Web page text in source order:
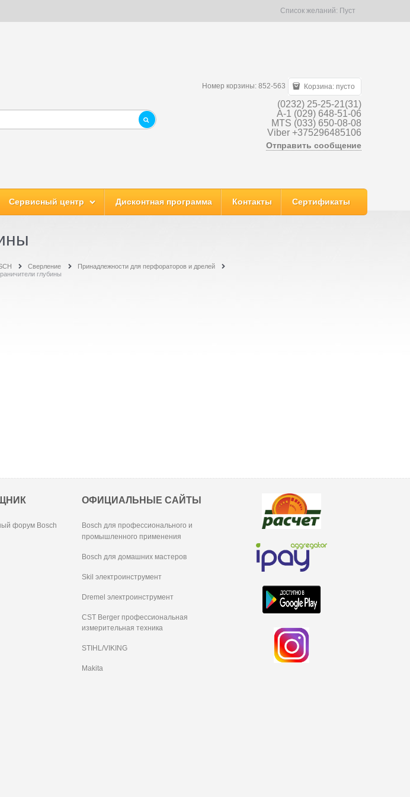
Список желаний: Пуст
Номер корзины: 852-563 Корзина: пусто
(0232) 25-25-21(31)
A-1 (029) 648-51-06
MTS (033) 650-08-08
Viber +375296485106
Отправить сообщение
Сервисный центр Дисконтная программа Контакты Сертификаты
Сверление
Принадлежности для перфораторов и дрелей
глубины
форум Bosch
ОФИЦИАЛЬНЫЕ САЙТЫ
Bosch для профессионального и
промышленного применения
Bosch для домашних мастеров
Skil электроинструмент
Dremel электроинструмент
CST Berger профессиональная
измерительная техника
STIHL/VIKING
Makita